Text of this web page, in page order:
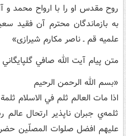
روح مقدس او را با ارواح محمد و
به بازماندگان محترم آن فقيد
علميه قم ـ ناصر مکارم شيرازى»
متن پيام آيت الله صافي
«بسم الله الرحمن الرحيم
اذا مات العالم ثلم في الاسلام
ثلمه‌ي جبران ناپذير ارتحال
عليهم افضل صلوات المصلّين